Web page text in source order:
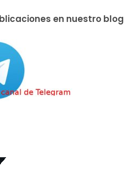
en nuestro blog